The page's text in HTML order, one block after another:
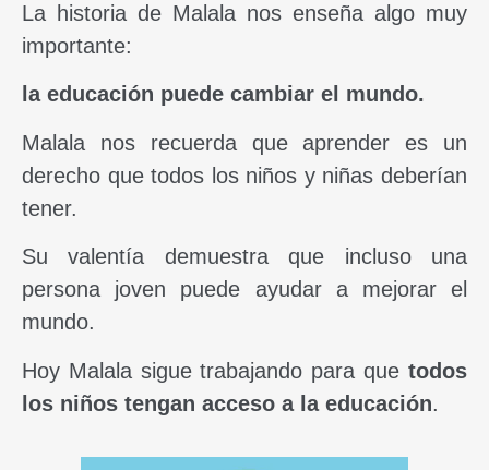
La historia de Malala nos enseña algo muy
importante:
la educación puede cambiar el mundo.
Malala nos recuerda que aprender es un
derecho que todos los niños y niñas deberían
tener.
Su valentía demuestra que incluso una
persona joven puede ayudar a mejorar el
mundo.
Hoy Malala sigue trabajando para que todos
los niños tengan acceso a la educación.